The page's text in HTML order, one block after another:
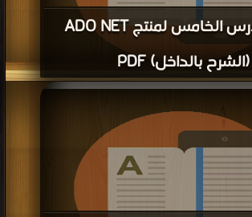
كتاب الدرس الخامس لمنتج ADO NET
(الشرح بالداخل) PDF
قراءة و تحميل كتاب كتاب الدرس الخامس لمنتج ADO NET (الشرح بالداخل) PDF
مجانا | مكتبة >كتب في| التحميل : مرة/مرات